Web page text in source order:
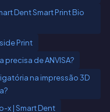
Dent Smart Print Bio
Print
de ANVISA?
na impressão 3D
x | Smart Dent